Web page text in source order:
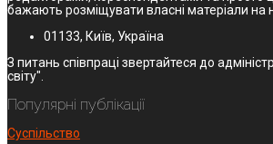
бажають розміщувати власні матеріали на
01133, Київ, Україна
З питань співпраці звертайтеся до
світу".
Популярні публікації
Суспільство